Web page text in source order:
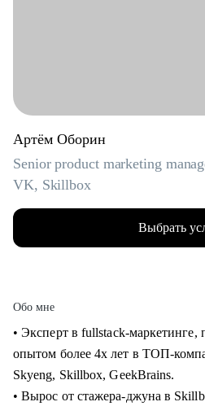
Артём Оборин
Senior product marketing
VK, Skillbox
Выбрать
Обо мне
• Эксперт в fullstack-маркетинге,
опытом более 4х лет в ТОП-
Skyeng, Skillbox, GeekBrains.
• Вырос от стажера-джуна в